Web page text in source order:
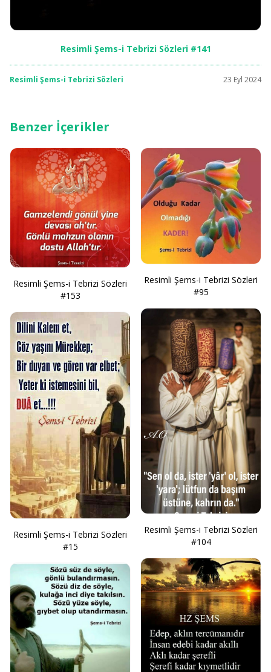
Resimli Şems-i Tebrizi Sözleri #141
Resimli Şems-i Tebrizi Sözleri 23 Eyl 2024
Benzer İçerikler
Resimli Şems-i Tebrizi Sözleri
#153
Resimli Şems-i Tebrizi Sözleri
#15
Resimli Şems-i Tebrizi Sözleri
#95
Resimli Şems-i Tebrizi Sözleri
#104